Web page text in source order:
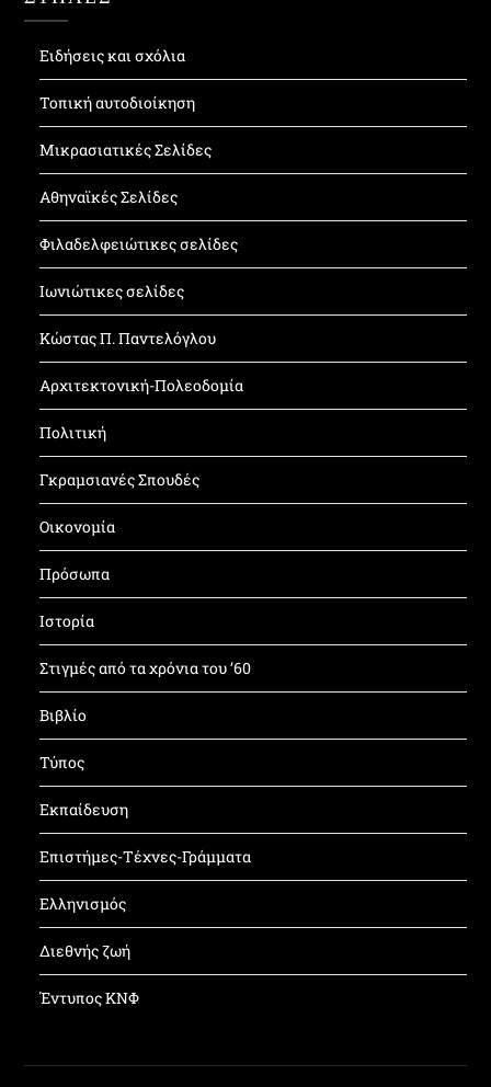
Ειδήσεις και σχόλια
Τοπική αυτοδιοίκηση
Μικρασιατικές Σελίδες
Αθηναϊκές Σελίδες
Φιλαδελφειώτικες σελίδες
Ιωνιώτικες σελίδες
Κώστας Π. Παντελόγλου
Αρχιτεκτονική-Πολεοδομία
Πολιτική
Γκραμσιανές Σπουδές
Οικονομία
Πρόσωπα
Ιστορία
Στιγμές από τα χρόνια του ’60
Βιβλίο
Τύπος
Εκπαίδευση
Επιστήμες-Τέχνες-Γράμματα
Ελληνισμός
Διεθνής ζωή
Έντυπος ΚΝΦ